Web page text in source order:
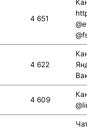
4 651
4 622
4 609